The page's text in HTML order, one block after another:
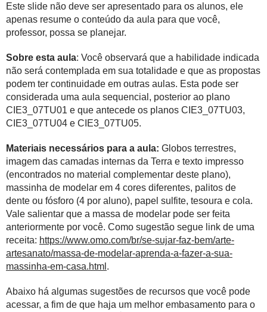
Este slide não deve ser apresentado para os alunos, ele
apenas resume o conteúdo da aula para que você,
professor, possa se planejar.
Sobre esta aula: Você observará que a habilidade indicada
não será contemplada em sua totalidade e que as propostas
podem ter continuidade em outras aulas. Esta pode ser
considerada uma aula sequencial, posterior ao plano
CIE3_07TU01 e que antecede os planos CIE3_07TU03,
CIE3_07TU04 e CIE3_07TU05.
Materiais necessários para a aula: Globos terrestres,
imagem das camadas internas da Terra e texto impresso
(encontrados no material complementar deste plano),
massinha de modelar em 4 cores diferentes, palitos de
dente ou fósforo (4 por aluno), papel sulfite, tesoura e cola.
Vale salientar que a massa de modelar pode ser feita
anteriormente por você. Como sugestão segue link de uma
receita: https://www.omo.com/br/se-sujar-faz-bem/arte-
artesanato/massa-de-modelar-aprenda-a-fazer-a-sua-
massinha-em-casa.html .
Abaixo há algumas sugestões de recursos que você pode
acessar, a fim de que haja um melhor embasamento para o